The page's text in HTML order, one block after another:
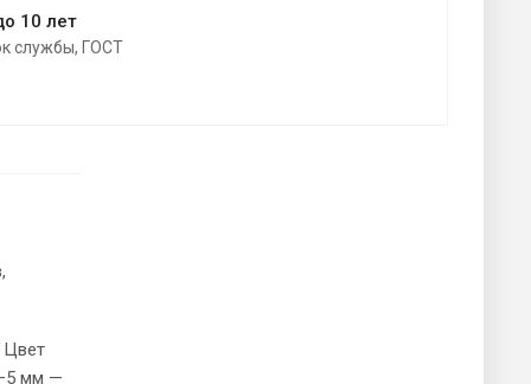
10 лет
службы, ГОСТ
Цвет
мм —